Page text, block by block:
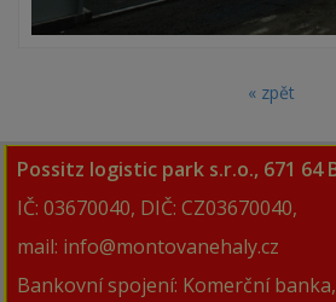
« zpět
Possitz logistic park s.r.o., 671 64
IČ: 03670040, DIČ:
mail: info@montovanehaly.cz
Bankovní spojení: Komerční